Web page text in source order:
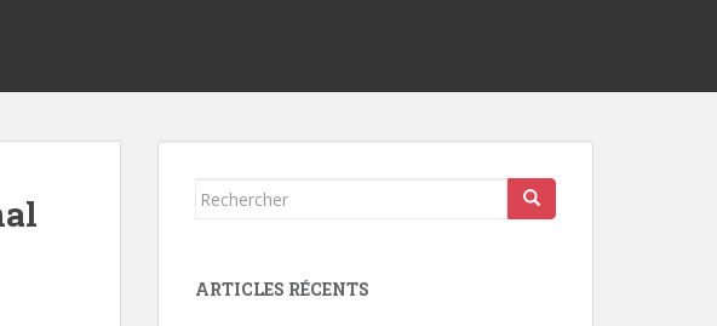
Rechercher...
ARTICLES RÉCENTS